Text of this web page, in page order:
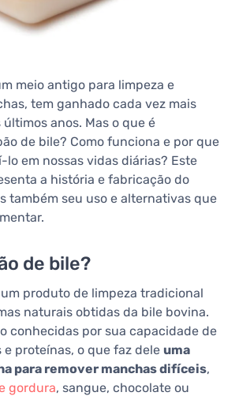
meio antigo para limpeza e
tem ganhado cada vez mais
anos. Mas o que é
de bile? Como funciona e por que
em nossas vidas diárias? Este
a história e fabricação do
também seu uso e alternativas que
de bile?
um produto de limpeza tradicional
naturais obtidas da bile bovina.
conhecidas por sua capacidade de
proteínas, o que faz dele uma
para remover manchas difíceis,
gordura, sangue, chocolate ou